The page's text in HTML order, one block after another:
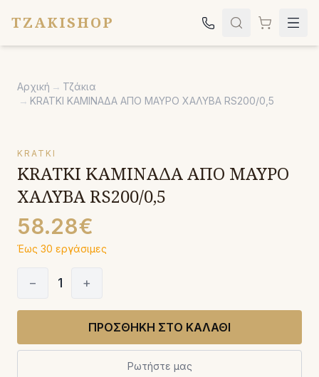
TZAKISHOP
Σόμπες
Εκκλησιαστικά
Σχετικά
Επικοινωνία
Αρχική → Τζάκια
→ KRATKI ΚΑΜΙΝΑΔΑ ΑΠΟ ΜΑΥΡΟ ΧΑΛΥΒΑ RS200/0,5
KRATKI
KRATKI ΚΑΜΙΝΑΔΑ ΑΠΟ ΜΑΥΡΟ
ΧΑΛΥΒΑ RS200/0,5
58.28€
Έως 30 εργάσιμες
− 1 +
ΠΡΟΣΘΗΚΗ ΣΤΟ ΚΑΛΑΘΙ
Ρωτήστε μας